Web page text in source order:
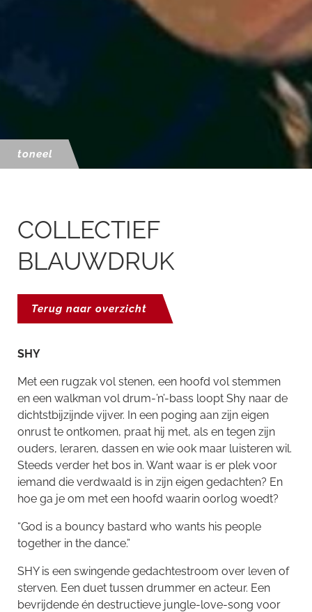
toneel
COLLECTIEF
BLAUWDRUK
Terug naar overzicht
SHY
Met een rugzak vol stenen, een hoofd vol stemmen
en een walkman vol drum-’n’-bass loopt Shy naar de
dichtstbijzijnde vijver. In een poging aan zijn eigen
onrust te ontkomen, praat hij met, als en tegen zijn
ouders, leraren, dassen en wie ook maar luisteren wil.
Steeds verder het bos in. Want waar is er plek voor
iemand die verdwaald is in zijn eigen gedachten? En
hoe ga je om met een hoofd waarin oorlog woedt?
“God is a bouncy bastard who wants his people
together in the dance.”
SHY is een swingende gedachtestroom over leven of
sterven. Een duet tussen drummer en acteur. Een
bevrijdende én destructieve jungle-love-song voor